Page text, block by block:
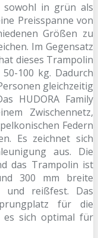
sowohl in grün als
Preisspanne von
Größen zu
Im Gegensatz
dieses Trampolin
100 kg. Dadurch
gleichzeitig
HUDORA Family
Zwischennetz,
Federn
Es zeichnet sich
aus. Die
das Trampolin ist
300 mm breite
und reißfest. Das
für die
es sich optimal für